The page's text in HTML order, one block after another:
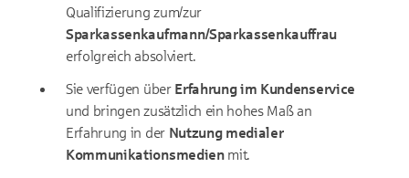
Qualifizierung zum/zur
Sparkassenkaufmann/Sparkassenkauffrau
erfolgreich absolviert.
Sie verfügen über Erfahrung im Kundenservice
und bringen zusätzlich ein hohes Maß an
Erfahrung in der Nutzung medialer
Kommunikationsmedienmit.